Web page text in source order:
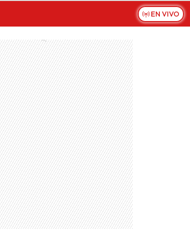
EN VIVO